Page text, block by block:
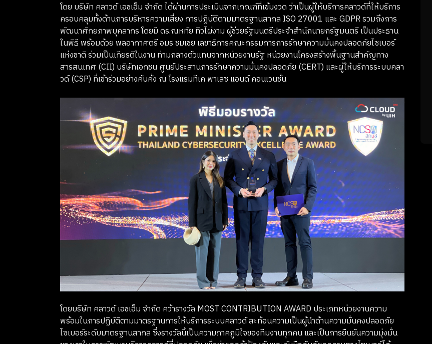
โดย บริษัท คลาวด์ เอชเอ็ม จำกัด ได้ผ่านการประเมินจากเกณฑ์ที่เข้มงวด ว่าเป็นผู้ให้บริการคลาวด์ที่ให้บริการ
ครอบคลุมทั้งด้านการบริหารความเสี่ยง การปฏิบัติตามมาตรฐานสากล ISO 27001 และ GDPR รวมถึงการ
พัฒนาศักยภาพบุคลากร โดยมี ดร.ณหทัย ทิวไผ่งาม ผู้ช่วยรัฐมนตรีประจำสำนักนายกรัฐมนตรี เป็นประธาน
ในพิธี พร้อมด้วย พลอากาศตรี อมร ชมเชย เลขาธิการคณะกรรมการการรักษาความมั่นคงปลอดภัยไซเบอร์
แห่งชาติ ร่วมเป็นเกียรติในงาน ท่ามกลางตัวแทนจากหน่วยงานรัฐ หน่วยงานโครงสร้างพื้นฐานสำคัญทาง
สารสนเทศ (CII) บริษัทเอกชน ศูนย์ประสานการรักษาความมั่นคงปลอดภัย (CERT) และผู้ให้บริการระบบคลา
วด์ (CSP) ที่เข้าร่วมอย่างคับคั่ง ณ โรงแรมทีเค พาเลซ แอนด์ คอนเวนชั่น
โดยบริษัท คลาวด์ เอชเอ็ม จำกัด คว้ารางวัล MOST CONTRIBUTION AWARD ประเภทหน่วยงานความ
พร้อมในการปฏิบัติตามมาตรฐานการให้บริการระบบคลาวด์ สะท้อนความเป็นผู้นำด้านความมั่นคงปลอดภัย
ไซเบอร์ระดับมาตรฐานสากล ซึ่งรางวัลนี้เป็นความภาคภูมิใจของทีมงานทุกคน และเป็นการยืนยันความมุ่งมั่น